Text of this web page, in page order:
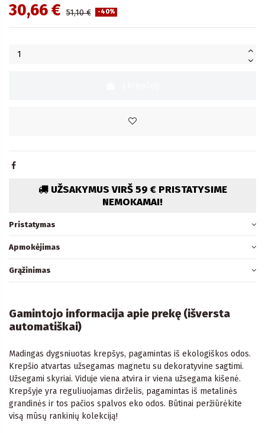
30,66 € 51,10 € -40%
UŽSAKYMUS VIRŠ 59 € PRISTATYSIME
NEMOKAMAI!
Pristatymas
Apmokėjimas
Grąžinimas
Gamintojo informacija apie prekę (išversta
automatiškai)
Madingas dygsniuotas krepšys, pagamintas iš ekologiškos odos.
Krepšio atvartas užsegamas magnetu su dekoratyvine sagtimi.
Užsegami skyriai. Viduje viena atvira ir viena užsegama kišenė.
Krepšyje yra reguliuojamas dirželis, pagamintas iš metalinės
grandinės ir tos pačios spalvos eko odos. Būtinai peržiūrėkite
visą mūsų rankinių kolekciją!